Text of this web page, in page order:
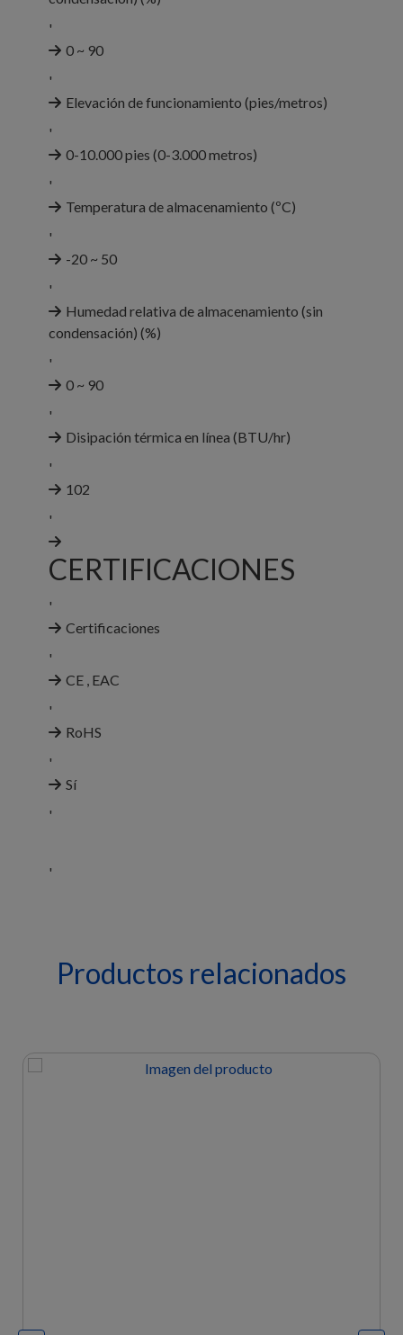
'
0 ~ 90
'
Elevación de funcionamiento (pies/metros)
'
0-10.000 pies (0-3.000 metros)
'
Temperatura de almacenamiento (ºC)
'
-20 ~ 50
'
Humedad relativa de almacenamiento (sin
condensación) (%)
'
0 ~ 90
'
Disipación térmica en línea (BTU/hr)
'
102
'
CERTIFICACIONES
'
Certificaciones
'
CE , EAC
'
RoHS
'
Sí
'
'
Productos relacionados